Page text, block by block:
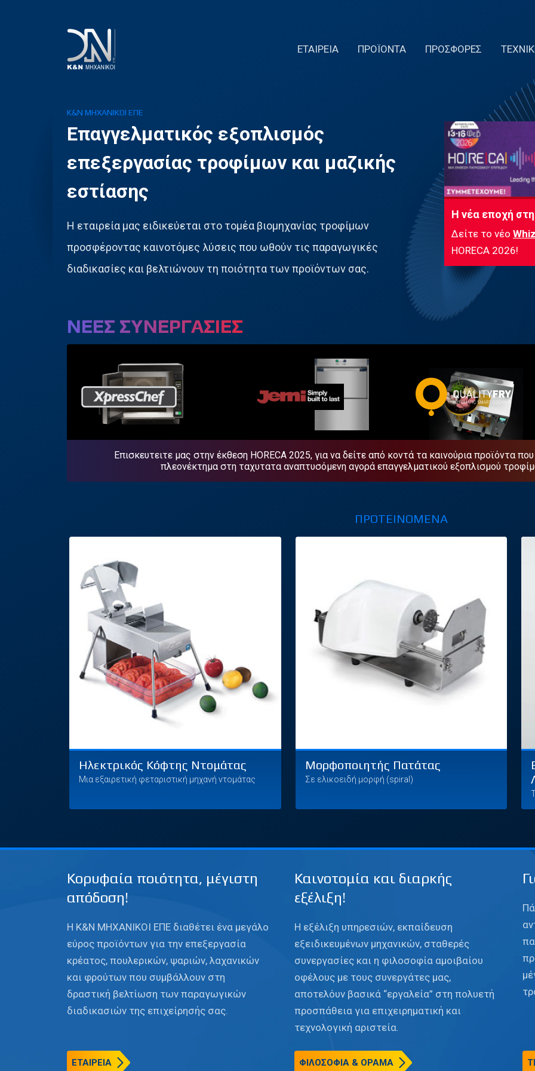
ΕΤΑΙΡΕΙΑ ΠΡΟΪΟΝΤΑ ΠΡΟΣΦΟΡΕΣ
ΠΡΟΪΟΝΤΑ
ΠΡΟΣΦΟΡΕΣ
Κ&Ν ΜΗΧΑΝΙΚΟΙ ΕΠΕ
Επαγγελματικός εξοπλισμός
επεξεργασίας τροφίμων και μαζικής
εστίασης
Η εταιρεία μας ειδικεύεται στο τομέα βιομηχανίας τροφίμων
προσφέροντας καινοτόμες λύσεις που ωθούν τις παραγωγικές
διαδικασίες και βελτιώνουν τη ποιότητα των προϊόντων σας.
Η νέα εποχή
Δείτε το νέο
HORECA 2026!
ΝΕΕΣ ΣΥΝΕΡΓΑΣΙΕΣ
Επισκευτειτε μας στην έκθεση HORECA 2025, για να δείτε από κοντά τα καινούρια προϊόντα
πλεονέκτημα στη ταχυτατα αναπτυσόμενη αγορά επαγγελματικού εξοπλισμού
ΠΡΟΤΕΙΝΟΜΕΝΑ
Ηλεκτρικός Κόφτης Ντομάτας
Μια εξαιρετική φεταριστική μηχανή ντομάτας
Μορφοποιητής Πατάτας
Σε ελικοειδή μορφή (spiral)
Κορυφαία ποιότητα, μέγιστη
απόδοση!
Η Κ&Ν ΜΗΧΑΝΙΚΟΙ ΕΠΕ διαθέτει ένα μεγάλο
εύρος προϊόντων για την επεξεργασία
κρέατος, πουλερικών, ψαριών, λαχανικών
και φρούτων που συμβάλλουν στη
δραστική βελτίωση των παραγωγικών
διαδικασιών της επιχείρησής σας.
ΕΤΑΙΡΕΙΑ
Καινοτομία και διαρκής
εξέλιξη!
Η εξέλιξη υπηρεσιών, εκπαίδευση
εξειδικευμένων μηχανικών, σταθερές
συνεργασίες και η φιλοσοφία αμοιβαίου
οφέλους με τους συνεργάτες μας,
αποτελόυν βασικά “εργαλεία” στη πολυετή
προσπάθεια για επιχειρηματική και
τεχνολογική αριστεία.
ΦΙΛΟΣΟΦΙΑ & ΟΡΑΜΑ